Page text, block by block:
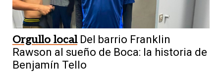
Orgullo local Del barrio Franklin
Rawson al sueño de Boca: la historia de
Benjamín Tello